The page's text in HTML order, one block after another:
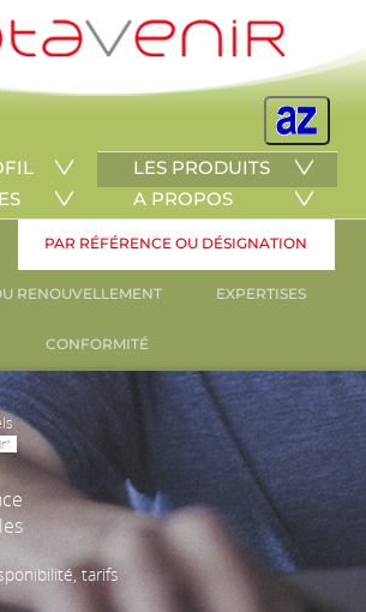
LES PRODUITS
A PROPOS
PAR RÉFÉRENCE OU DÉSIGNATION
RENOUVELLEMENT EXPERTISES
CONFORMITÉ
tarifs